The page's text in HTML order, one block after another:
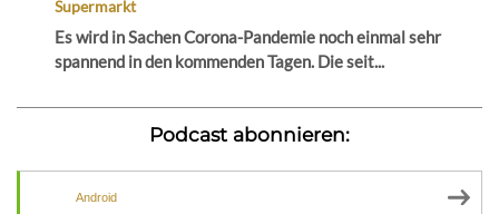
Supermarkt
Es wird in Sachen Corona-Pandemie noch einmal sehr
spannend in den kommenden Tagen. Die seit...
Podcast abonnieren:
Android